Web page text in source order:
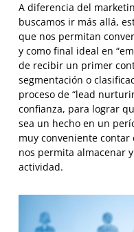
A diferencia del
buscamos ir más allá,
que nos permitan
y como final ideal en
de recibir un primer
segmentación o
proceso de “lead
confianza, para lograr
sea un hecho en un
muy conveniente
nos permita almacenar
actividad.